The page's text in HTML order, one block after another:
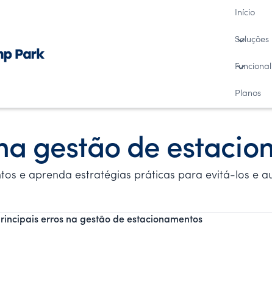
Início
Soluções
Planos
gestão de
e aprenda estratégias práticas para evitá-los e
erros na gestão de estacionamentos